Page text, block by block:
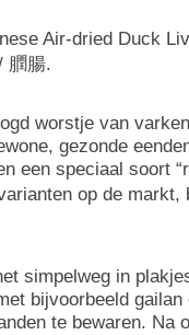
Air-dried Duck
膶腸.
worstje van
gezonde
een speciaal soort
op de markt,
simpelweg in
bijvoorbeeld
te bewaren. Na